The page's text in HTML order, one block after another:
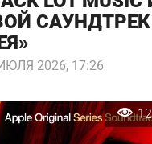
2026, 17:26